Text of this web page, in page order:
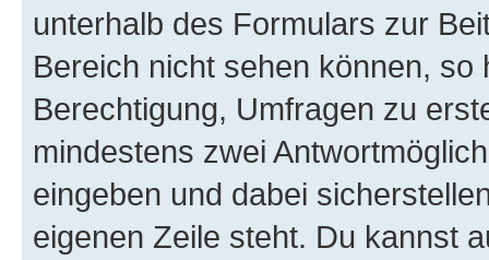
unterhalb des Formulars zur
Bereich nicht sehen können,
Berechtigung, Umfragen zu
mindestens zwei
eingeben und dabei
eigenen Zeile steht. Du kannst